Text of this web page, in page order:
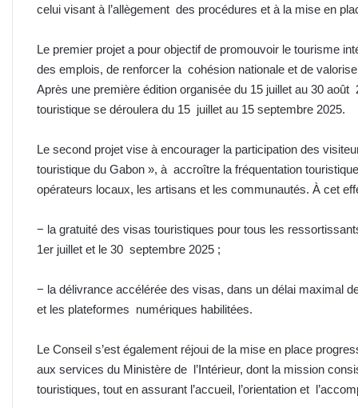
celui visant à l’allègement des procédures et à la mise en
Le premier projet a pour objectif de promouvoir le tourisme
des emplois, de renforcer la cohésion nationale et de
Après une première édition organisée du 15 juillet au 30
touristique se déroulera du 15 juillet au 15 septembre 2025.
Le second projet vise à encourager la participation des
touristique du Gabon », à accroître la fréquentation
opérateurs locaux, les artisans et les communautés. À cet
− la gratuité des visas touristiques pour tous les
1er juillet et le 30 septembre 2025 ;
− la délivrance accélérée des visas, dans un délai maximal
et les plateformes numériques habilitées.
Le Conseil s’est également réjoui de la mise en place
aux services du Ministère de l’Intérieur, dont la mission
touristiques, tout en assurant l’accueil, l’orientation et